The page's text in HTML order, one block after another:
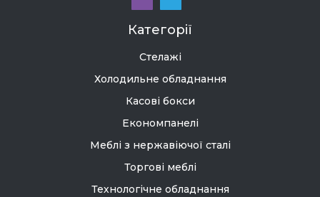
Категорії
Стелажі
Холодильне обладнання
Касові бокси
Економпанелі
Меблі з нержавіючої сталі
Торгові меблі
Технологічне обладнання